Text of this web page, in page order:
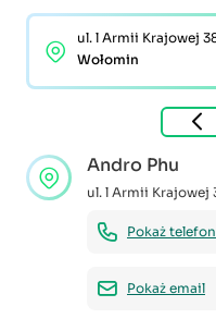
ul. l Armii Krajowej
Wołomin
Andro Phu
ul. l Armii Krajowej
Pokaż telefon
Pokaż email